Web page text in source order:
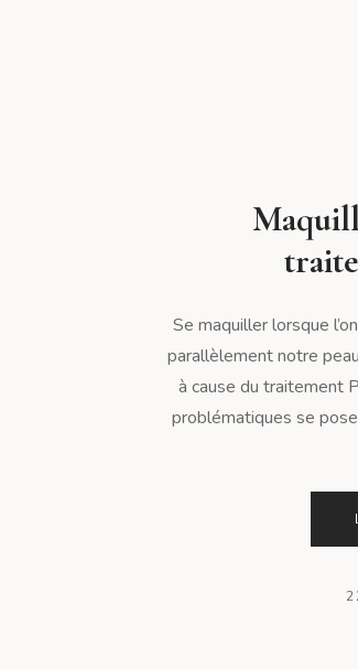
Se maquiller lorsque
parallèlement notre
à cause du traitement
problématiques se